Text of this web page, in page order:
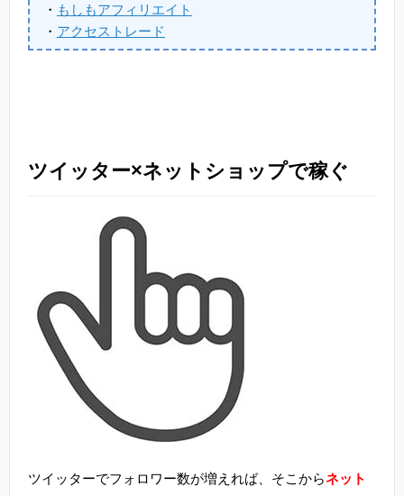
・ もしもアフィリエイト
・ アクセストレード
ツイッター×ネットショップで稼ぐ
ツイッターでフォロワー数が増えれば、そこからネット